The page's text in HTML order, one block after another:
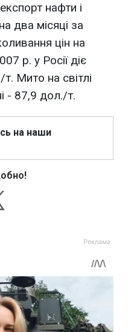
нафти і
два місяці за
цін на
р. у Росії діє
Мито на світлі
- 87,9 дол./т.
на наши